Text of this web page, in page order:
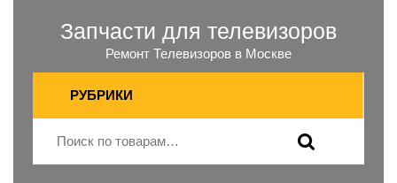
Запчасти для телевизоров
Ремонт Телевизоров в Москве
РУБРИКИ